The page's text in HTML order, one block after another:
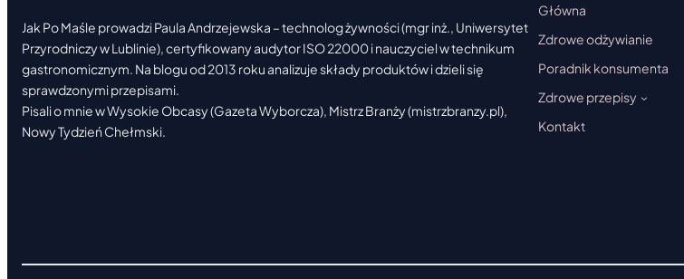
Jak Po Maśle prowadzi Paula Andrzejewska – technolog żywności (mgr inż., Uniwersytet
Przyrodniczy w Lublinie), certyfikowany audytor ISO 22000 i nauczyciel w technikum
gastronomicznym. Na blogu od 2013 roku analizuje składy produktów i dzieli się
sprawdzonymi przepisami.
Pisali o mnie w Wysokie Obcasy (Gazeta Wyborcza), Mistrz Branży (mistrzbranzy.pl),
Nowy Tydzień Chełmski.
Główna
Zdrowe odżywianie
Poradnik konsumenta
Zdrowe przepisy
Kontakt